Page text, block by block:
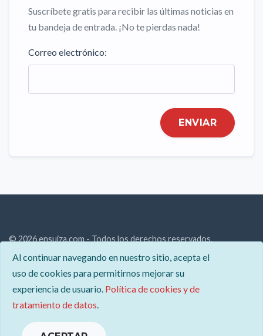
Suscríbete gratis para recibir las últimas noticias en
tu bandeja de entrada. ¡No te pierdas nada!
Correo electrónico:
ENVIAR
Al continuar navegando en nuestro sitio, acepta el
uso de cookies para permitirnos mejorar su
experiencia de usuario. Política de cookies y de
tratamiento de datos.
© 2026 ensuiza.com - Todos los derechos reservados.
Descubre Suiza: paisajes alpinos, cultura única y oportunidades
laborales. Explora todo sobre este país en nuestro sitio.
Contacto